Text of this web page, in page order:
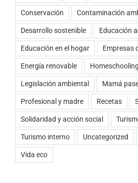
Conservación Contaminación
Desarrollo sostenible Educación
Educación en el hogar Empresas
Energía renovable Homeschooling
Legislación ambiental Mamá
Profesional y madre Recetas
Solidaridad y acción social
Turismo interno Uncategorized
Vida eco